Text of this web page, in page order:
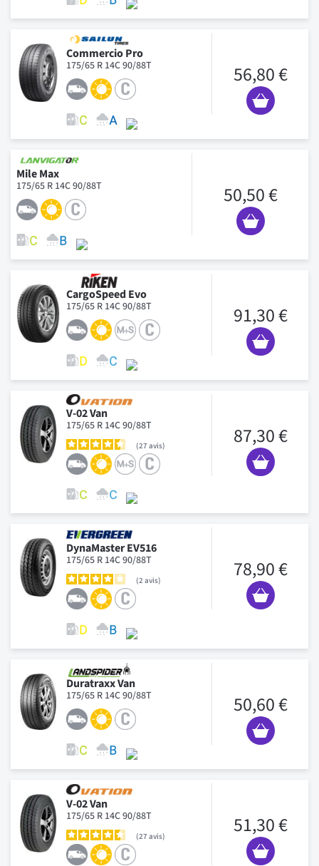
Commercio Pro
175/65 R 14C 90/88T 56,80 €
Mile Max
175/65 R 14C 90/88T 50,50 €
CargoSpeed Evo
175/65 R 14C 90/88T 91,30 €
V-02 Van
175/65 R 14C 90/88T
27 avis 87,30 €
DynaMaster EV516
175/65 R 14C 90/88T
2 avis 78,90 €
Duratraxx Van
175/65 R 14C 90/88T 50,60 €
V-02 Van
175/65 R 14C 90/88T
27 avis 51,30 €